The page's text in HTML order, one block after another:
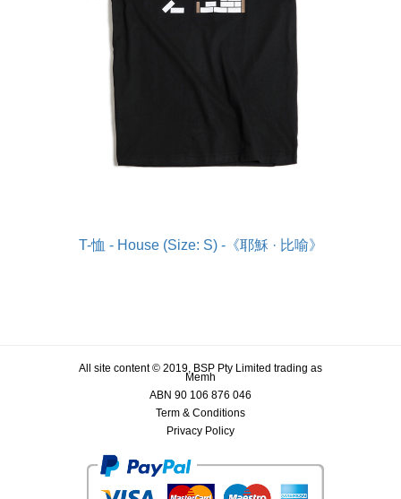
T-恤 - House (Size: S) -《耶穌 · 比喻》
All site content © 2019, BSP Pty Limited trading as
Memh
ABN 90 106 876 046
Term & Conditions
Privacy Policy